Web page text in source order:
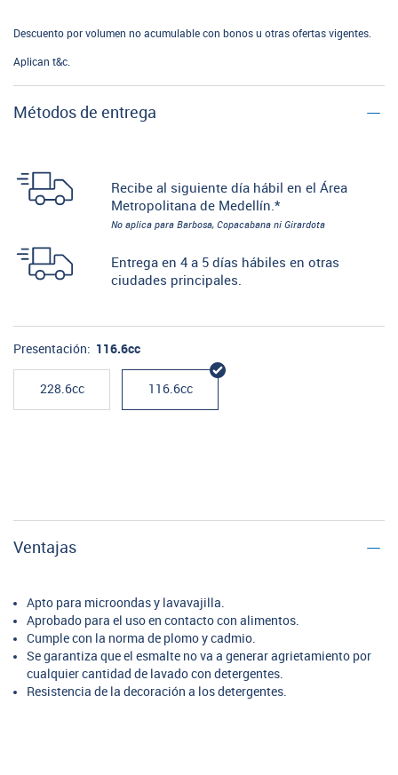
Descuento por volumen no acumulable con bonos u otras ofertas vigentes.
Aplican t&c.
Métodos de entrega
Recibe al siguiente día hábil en el Área
Metropolitana de Medellín.*
No aplica para Barbosa, Copacabana ni Girardota
Entrega en 4 a 5 días hábiles en otras
ciudades principales.
Presentación: 116.6cc
228.6cc 116.6cc
Ventajas
Apto para microondas y lavavajilla.
Aprobado para el uso en contacto con alimentos.
Cumple con la norma de plomo y cadmio.
Se garantiza que el esmalte no va a generar agrietamiento por
cualquier cantidad de lavado con detergentes.
Resistencia de la decoración a los detergentes.